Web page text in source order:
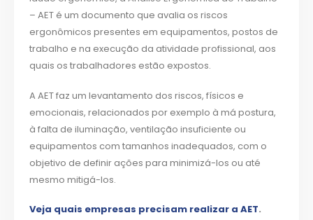
– AET é um documento que avalia os riscos
ergonômicos presentes em equipamentos, postos de
trabalho e na execução da atividade profissional, aos
quais os trabalhadores estão expostos.
A AET faz um levantamento dos riscos, físicos e
emocionais, relacionados por exemplo à má postura,
à falta de iluminação, ventilação insuficiente ou
equipamentos com tamanhos inadequados, com o
objetivo de definir ações para minimizá-los ou até
mesmo mitigá-los.
Veja quais empresas precisam realizar a AET.